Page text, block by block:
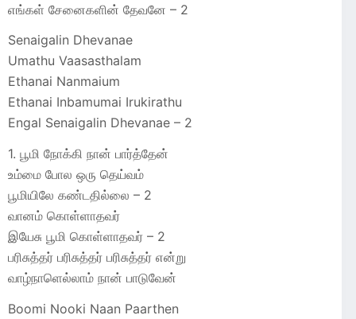
எங்கள் சேனைகளின் தேவனே – 2
Senaigalin Dhevanae
Umathu Vaasasthalam
Ethanai Nanmaium
Ethanai Inbamumai Irukirathu
Engal Senaigalin Dhevanae – 2
1. பூமி நோக்கி நான் பார்த்தேன்
உம்மை போல ஒரு தெய்வம்
பூமியிலே கண்டதில்லை – 2
வானம் கொள்ளாதவர்
இயேசு பூமி கொள்ளாதவர் – 2
பரிசுத்தர் பரிசுத்தர் பரிசுத்தர் என்று
வாழ்நாளெல்லாம் நான் பாடுவேன்
Boomi Nooki Naan Paarthen